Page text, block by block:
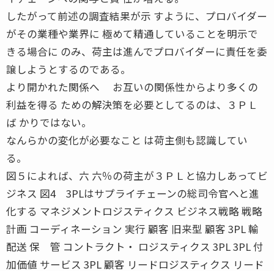
したがって前述の調査結果が示 すように、プロバイダー
がその業種や業界に 極めて精通していることを明示で
きる場合に のみ、荷主は進んでプロバイダーに責任を委
譲しようとするのである。
より開かれた関係へ お互いの関係性からより多くの
利益を得る ための解決策を必要としてるのは、３ＰＬ
ば かりではない。
なんらかの変化が必要なこと は荷主側も認識してい
る。
図５によれば、六 六％の荷主が３ＰＬと協力しあってビ
ジネス 図4 3PLはサプライチェーンの総司令官へと進
化する マネジメントロジスティクス ビジネス戦略 戦略
計画 コーディネーション 実行 顧客 旧来型 顧客 3PL 輸
配送 保 管 コントラクト・ ロジスティクス 3PL 3PL 付
加価値 サービス 3PL 顧客 リードロジスティクス リード